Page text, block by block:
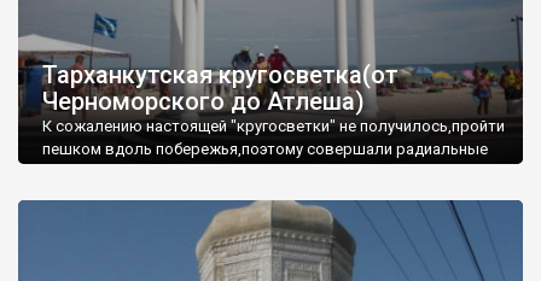
Тарханкутская кругосветка(от
Черноморского до Атлеша)
К сожалению настоящей "кругосветки" не получилось,пройти
пешком вдоль побережья,поэтому совершали радиальные